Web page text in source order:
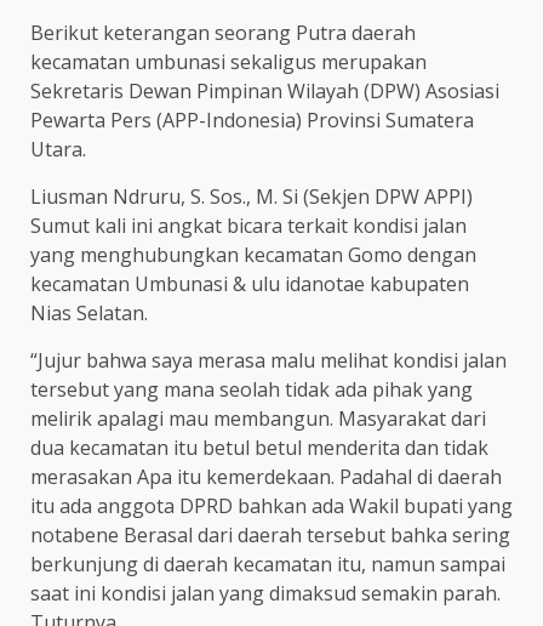
Berikut keterangan seorang Putra daerah
kecamatan umbunasi sekaligus merupakan
Sekretaris Dewan Pimpinan Wilayah (DPW) Asosiasi
Pewarta Pers (APP-Indonesia) Provinsi Sumatera
Utara.
Liusman Ndruru, S. Sos., M. Si (Sekjen DPW APPI)
Sumut kali ini angkat bicara terkait kondisi jalan
yang menghubungkan kecamatan Gomo dengan
kecamatan Umbunasi & ulu idanotae kabupaten
Nias Selatan.
“Jujur bahwa saya merasa malu melihat kondisi jalan
tersebut yang mana seolah tidak ada pihak yang
melirik apalagi mau membangun. Masyarakat dari
dua kecamatan itu betul betul menderita dan tidak
merasakan Apa itu kemerdekaan. Padahal di daerah
itu ada anggota DPRD bahkan ada Wakil bupati yang
notabene Berasal dari daerah tersebut bahka sering
berkunjung di daerah kecamatan itu, namun sampai
saat ini kondisi jalan yang dimaksud semakin parah.